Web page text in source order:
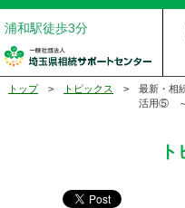
浦和駅徒歩3分
トップ> トピックス
> 最新・相続
活用⑤ ～